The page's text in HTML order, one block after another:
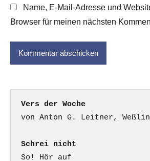
Name, E-Mail-Adresse und
Browser für meinen nächsten
Vers der Woche
Schrei nicht
So! Hör auf